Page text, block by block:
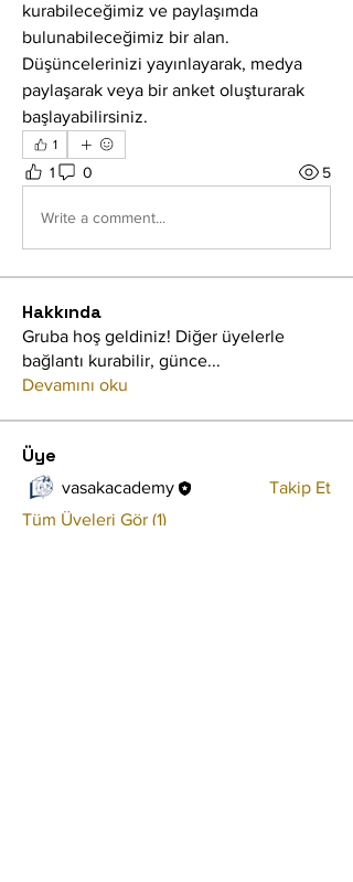
kurabileceğimiz ve paylaşımda
bulunabileceğimiz bir alan.
Düşüncelerinizi yayınlayarak, medya
paylaşarak veya bir anket oluşturarak
başlayabilirsiniz.
1
1 0 5
Write a comment...
Hakkında
Gruba hoş geldiniz! Diğer üyelerle
bağlantı kurabilir, günce...
Devamını oku
Üye
vasakacademy
Takip Et
Tüm Üyeleri Gör (1)